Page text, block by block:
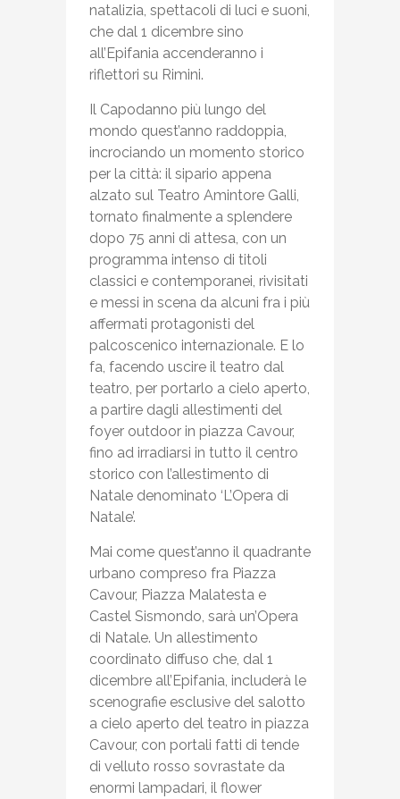
natalizia, spettacoli di luci e suoni,
che dal 1 dicembre sino
all’Epifania accenderanno i
riflettori su Rimini.
Il Capodanno più lungo del
mondo quest’anno raddoppia,
incrociando un momento storico
per la città: il sipario appena
alzato sul Teatro Amintore Galli,
tornato finalmente a splendere
dopo 75 anni di attesa, con un
programma intenso di titoli
classici e contemporanei, rivisitati
e messi in scena da alcuni fra i più
affermati protagonisti del
palcoscenico internazionale. E lo
fa, facendo uscire il teatro dal
teatro, per portarlo a cielo aperto,
a partire dagli allestimenti del
foyer outdoor in piazza Cavour,
fino ad irradiarsi in tutto il centro
storico con l’allestimento di
Natale denominato ‘L’Opera di
Natale’.
Mai come quest’anno il quadrante
urbano compreso fra Piazza
Cavour, Piazza Malatesta e
Castel Sismondo, sarà un’Opera
di Natale. Un allestimento
coordinato diffuso che, dal 1
dicembre all’Epifania, includerà le
scenografie esclusive del salotto
a cielo aperto del teatro in piazza
Cavour, con portali fatti di tende
di velluto rosso sovrastate da
enormi lampadari, il flower